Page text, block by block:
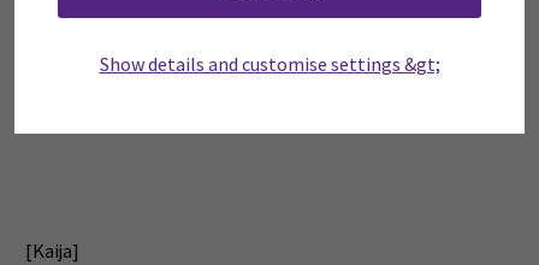
Show details and customise settings &gt;
Kyllä. Mainitsit tuossa tuon tulevaisuuden. Mikä on sinun
[Kaija]